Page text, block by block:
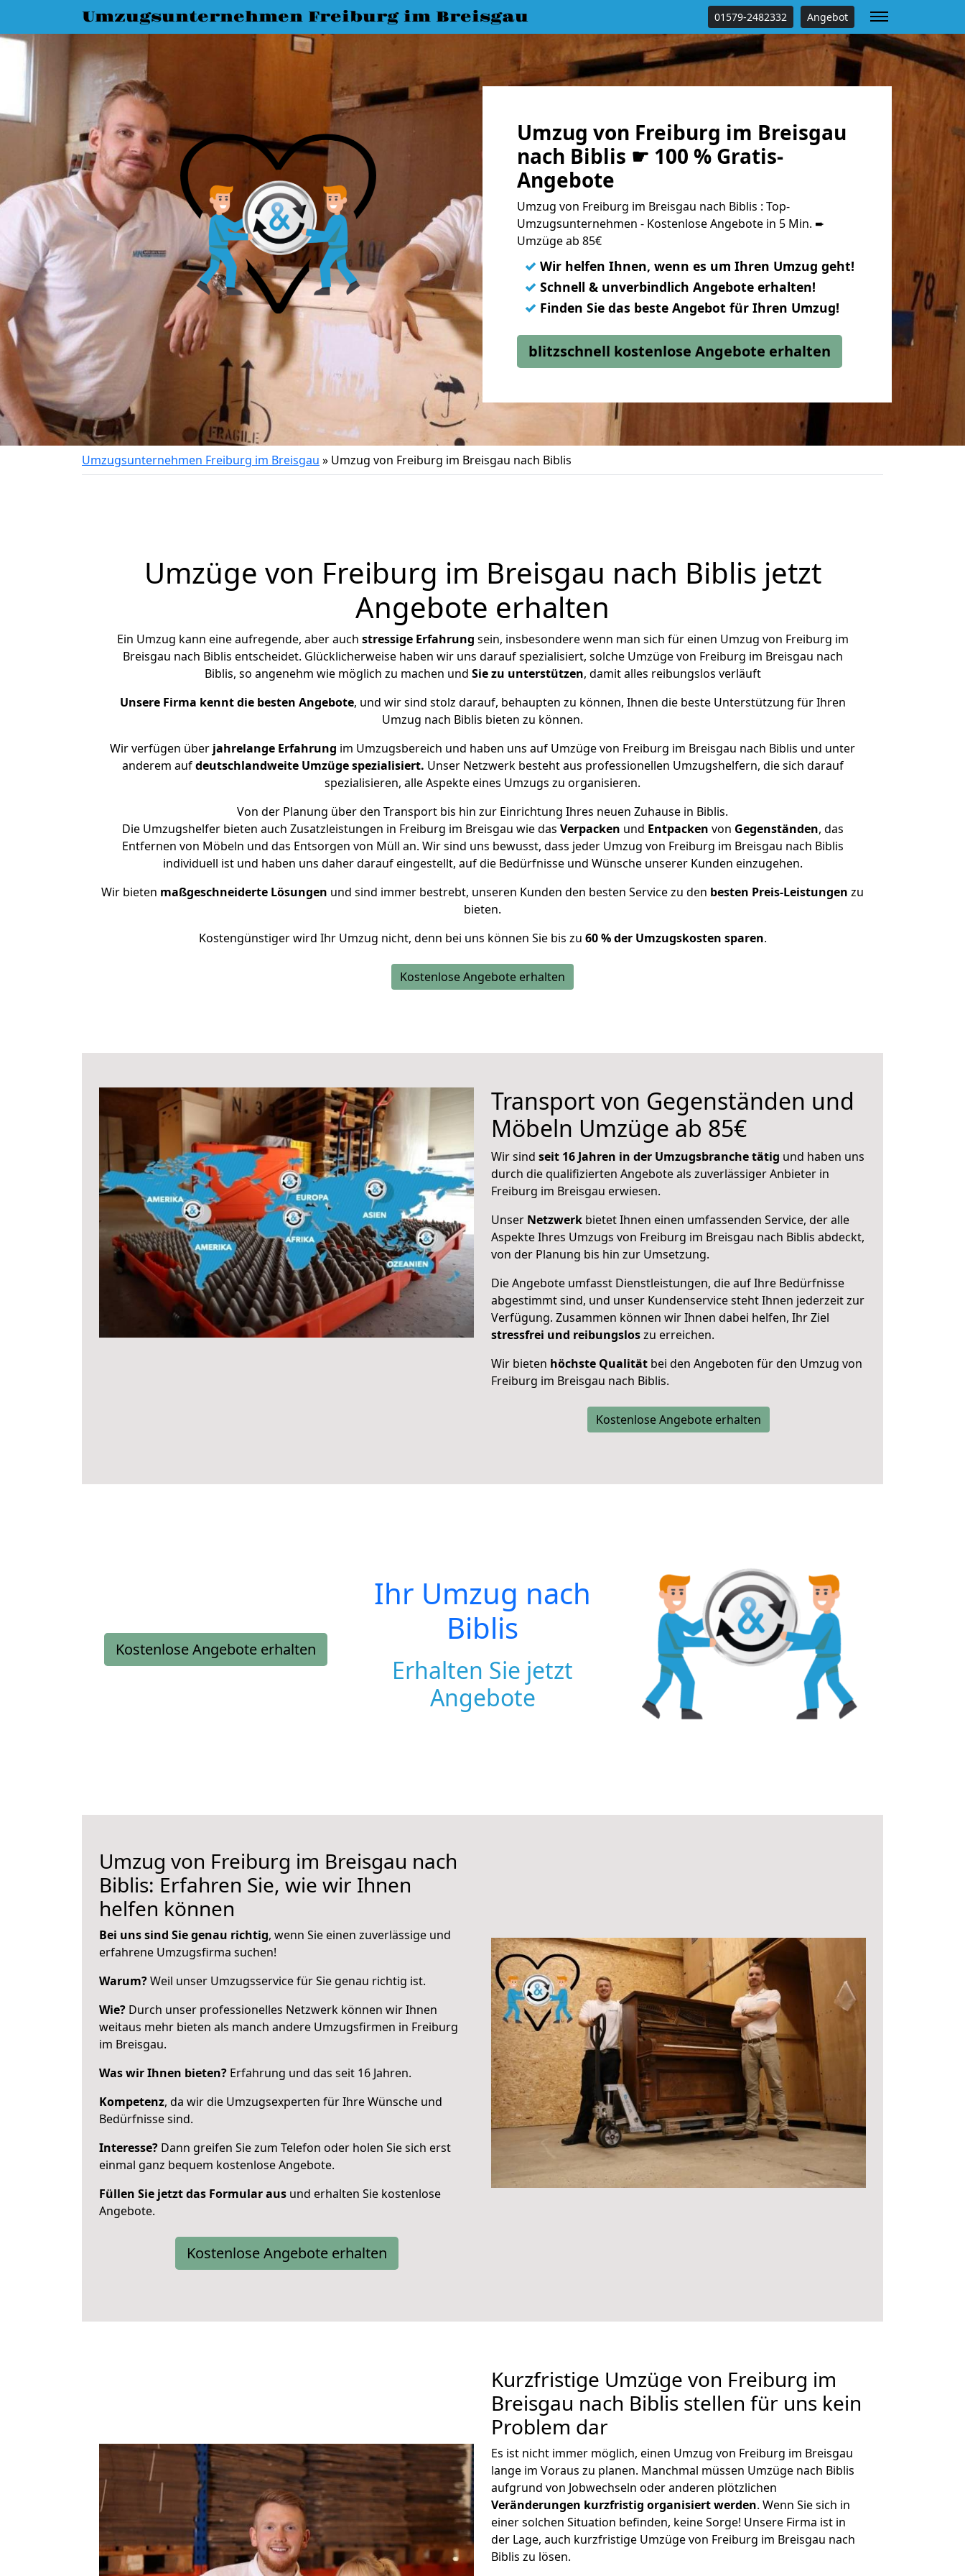
Umzugsunternehmen Freiburg im Breisgau 01579-2482332 Angebot
Umzug von Freiburg im Breisgau
nach Biblis ☛ 100 % Gratis-
Angebote
Umzug von Freiburg im Breisgau nach Biblis : Top-
Umzugsunternehmen - Kostenlose Angebote in 5 Min. ➨
Umzüge ab 85€
✓ Wir helfen Ihnen, wenn es um Ihren Umzug geht!
✓ Schnell & unverbindlich Angebote erhalten!
✓ Finden Sie das beste Angebot für Ihren Umzug!
blitzschnell kostenlose Angebote erhalten
Umzugsunternehmen Freiburg im Breisgau » Umzug von Freiburg im Breisgau nach Biblis
Umzüge von Freiburg im Breisgau nach Biblis jetzt
Angebote erhalten
Ein Umzug kann eine aufregende, aber auch stressige Erfahrung sein, insbesondere wenn man sich für einen Umzug von Freiburg im
Breisgau nach Biblis entscheidet. Glücklicherweise haben wir uns darauf spezialisiert, solche Umzüge von Freiburg im Breisgau nach
Biblis, so angenehm wie möglich zu machen und Sie zu unterstützen, damit alles reibungslos verläuft
Unsere Firma kennt die besten Angebote, und wir sind stolz darauf, behaupten zu können, Ihnen die beste Unterstützung für Ihren
Umzug nach Biblis bieten zu können.
Wir verfügen über jahrelange Erfahrung im Umzugsbereich und haben uns auf Umzüge von Freiburg im Breisgau nach Biblis und unter
anderem aufdeutschlandweite Umzüge spezialisiert. Unser Netzwerk besteht aus professionellen Umzugshelfern, die sich darauf
spezialisieren, alle Aspekte eines Umzugs zu organisieren.
Von der Planung über den Transport bis hin zur Einrichtung Ihres neuen Zuhause in Biblis.
Die Umzugshelfer bieten auch Zusatzleistungen in Freiburg im Breisgau wie das Verpacken und Entpacken von Gegenständen, das
Entfernen von Möbeln und das Entsorgen von Müll an. Wir sind uns bewusst, dass jeder Umzug von Freiburg im Breisgau nach Biblis
individuell ist und haben uns daher darauf eingestellt, auf die Bedürfnisse und Wünsche unserer Kunden einzugehen.
Wir bieten maßgeschneiderte Lösungen und sind immer bestrebt, unseren Kunden den besten Service zu den besten Preis-Leistungen zu
bieten.
Kostengünstiger wird Ihr Umzug nicht, denn bei uns können Sie bis zu 60 % der Umzugskosten sparen.
Kostenlose Angebote erhalten
Transport von Gegenständen und
Möbeln Umzüge ab 85€
Wir sind seit 16 Jahren in der Umzugsbranche tätig und haben uns
durch die qualifizierten Angebote als zuverlässiger Anbieter in
Freiburg im Breisgau erwiesen.
Unser Netzwerk bietet Ihnen einen umfassenden Service, der alle
Aspekte Ihres Umzugs von Freiburg im Breisgau nach Biblis abdeckt,
von der Planung bis hin zur Umsetzung.
Die Angebote umfasst Dienstleistungen, die auf Ihre Bedürfnisse
abgestimmt sind, und unser Kundenservice steht Ihnen jederzeit zur
Verfügung. Zusammen können wir Ihnen dabei helfen, Ihr Ziel
stressfrei und reibungsloszu erreichen.
Wir bieten höchste Qualität bei den Angeboten für den Umzug von
Freiburg im Breisgau nach Biblis.
Kostenlose Angebote erhalten
Kostenlose Angebote erhalten
Ihr Umzug nach
Biblis
Erhalten Sie jetzt
Angebote
Umzug von Freiburg im Breisgau nach
Biblis: Erfahren Sie, wie wir Ihnen
helfen können
Bei uns sind Sie genau richtig, wenn Sie einen zuverlässige und
erfahrene Umzugsfirma suchen!
Warum?Weil unser Umzugsservice für Sie genau richtig ist.
Wie? Durch unser professionelles Netzwerk können wir Ihnen
weitaus mehr bieten als manch andere Umzugsfirmen in Freiburg
im Breisgau.
Was wir Ihnen bieten? Erfahrung und das seit 16 Jahren.
Kompetenz, da wir die Umzugsexperten für Ihre Wünsche und
Bedürfnisse sind.
Interesse? Dann greifen Sie zum Telefon oder holen Sie sich erst
einmal ganz bequem kostenlose Angebote.
Füllen Sie jetzt das Formular aus und erhalten Sie kostenlose
Angebote.
Kostenlose Angebote erhalten
Kurzfristige Umzüge von Freiburg im
Breisgau nach Biblis stellen für uns kein
Problem dar
Es ist nicht immer möglich, einen Umzug von Freiburg im Breisgau
lange im Voraus zu planen. Manchmal müssen Umzüge nach Biblis
aufgrund von Jobwechseln oder anderen plötzlichen
Veränderungen kurzfristig organisiert werden. Wenn Sie sich in
einer solchen Situation befinden, keine Sorge! Unsere Firma ist in
der Lage, auch kurzfristige Umzüge von Freiburg im Breisgau nach
Biblis zu lösen.